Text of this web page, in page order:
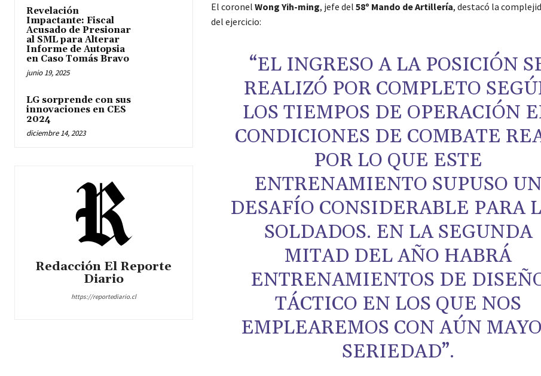
Revelación
Impactante: Fiscal
Acusado de Presionar
al SML para Alterar
Informe de Autopsia
en Caso Tomás Bravo
junio 19, 2025
LG sorprende con sus
innovaciones en CES
2024
diciembre 14, 2023
Redacción El Reporte
Diario
https://reportediario.cl
El coronel Wong Yih-ming, jefe del 58º Mando de Artillería, destacó la
del ejercicio:
“EL INGRESO A LA POSICIÓN
REALIZÓ POR COMPLETO
LOS TIEMPOS DE OPERACIÓN
CONDICIONES DE COMBATE
POR LO QUE ESTE
ENTRENAMIENTO SUPUSO UN
DESAFÍO CONSIDERABLE PARA
SOLDADOS. EN LA SEGUNDA
MITAD DEL AÑO HABRÁ
ENTRENAMIENTOS DE
TÁCTICO EN LOS QUE NOS
EMPLEAREMOS CON AÚN
SERIEDAD”.